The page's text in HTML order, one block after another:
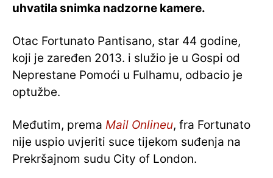
uhvatila snimka nadzorne kamere.
Otac Fortunato Pantisano, star 44 godine,
koji je zaređen 2013. i služio je u Gospi od
Neprestane Pomoći u Fulhamu, odbacio je
optužbe.
Međutim, prema Mail Onlineu, fra Fortunato
nije uspio uvjeriti suce tijekom suđenja na
Prekršajnom sudu City of London.